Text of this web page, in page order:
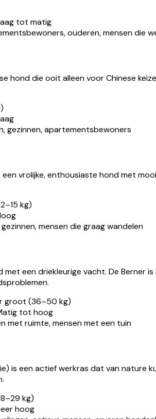
tot matig
ouderen, mensen die
hond die ooit alleen voor Chinese
gezinnen, apartementsbewoners
een vrolijke, enthousiaste hond met
kg)
mensen die graag wandelen
een driekleurige vacht. De Berner
groot (36–50 kg)
tot hoog
met ruimte, mensen met een tuin
is een actief werkras dat van nature
kg)
hoog